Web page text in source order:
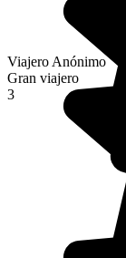
Viajero Anónimo
Gran viajero
3